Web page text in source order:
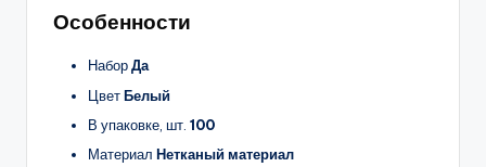
Особенности
НаборДа
ЦветБелый
В упаковке, шт. 100
Материал Нетканый материал